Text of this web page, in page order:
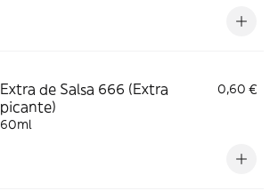
Extra de Salsa 666 (Extra
picante)
0,60 €
60ml